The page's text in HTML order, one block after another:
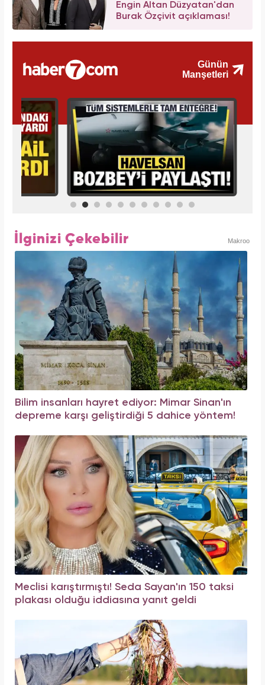
Engin Altan Düzyatan'dan
Burak Özçivit açıklaması!
İlginizi Çekebilir Makroo
Bilim insanları hayret ediyor: Mimar Sinan'ın
depreme karşı geliştirdiği 5 dahice yöntem!
Meclisi karıştırmıştı! Seda Sayan'ın 150 taksi
plakası olduğu iddiasına yanıt geldi